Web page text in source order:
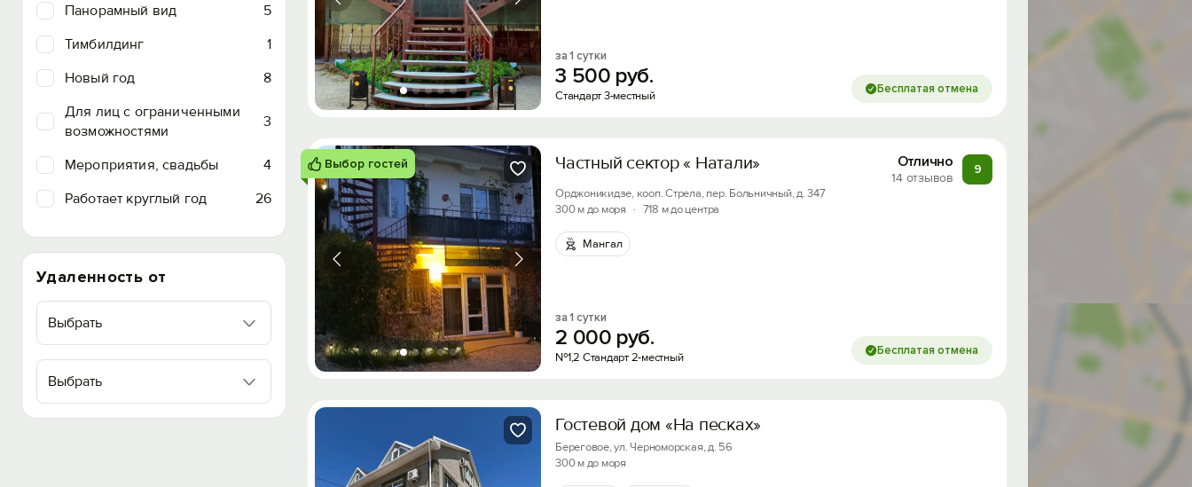
Панорамный вид
5
Тимбилдинг
1
Новый год
8
Для лиц с ограниченными
возможностями
3
Мероприятия, свадьбы
4
Работает круглый год
26
Удаленность от
Выбрать
Выбрать
за 1 сутки
3 500 руб.
Стандарт 3-местный Бесплатая отмена
Выбор гостей Частный сектор « Натали» Отлично
14 отзывов
9
Орджоникидзе, кооп. Стрела, пер. Больничный, д. 347
300 м до моря
· 718 м до центра
Мангал
за 1 сутки
2 000 руб.
№1,2 Стандарт 2-местный Бесплатая отмена
Гостевой дом «На песках»
Береговое, ул. Черноморская, д. 56
300 м до моря